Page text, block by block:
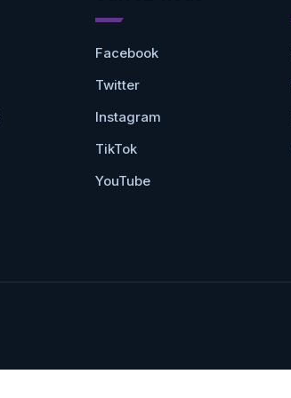
Facebook
Twitter
Instagram
TikTok
YouTube